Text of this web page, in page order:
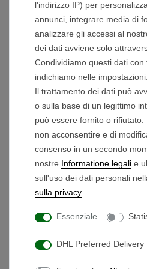
2x spina piatta
1x JST SMP-
della batteria
Contenuto della
Centralina
Dimensioni: L/L/H 10,9
l'indirizzo IP) per
annunci, integrare media di
analizzare gli accessi al
dei dati avviene solo
Condividiamo questi dati con
indichiamo nelle impostazioni.
Il trattamento dei dati può
o sulla base di un legittimo
può essere fornito o
non acconsentire e di
consenso in un secondo
nostre Informatione legali e
sull'uso dei dati personali
sulla privacy
Essenziale
DHL Preferred Delivery